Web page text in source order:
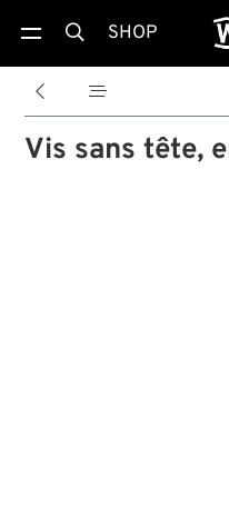
 SHOP
 
Vis sans tête,